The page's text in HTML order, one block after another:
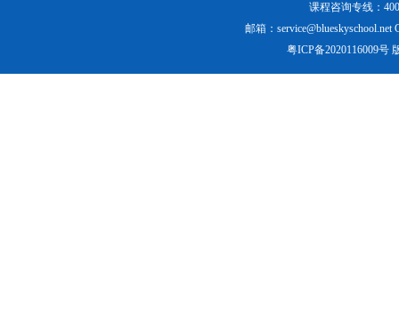
课程咨询专线：
邮箱：service@blueskyschool.net
粤ICP备2020116009号